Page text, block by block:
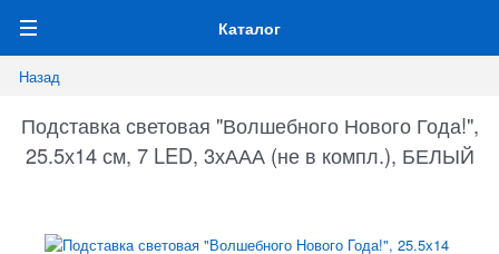
Каталог
Назад
Подставка световая "Волшебного Нового Года!",
25.5х14 см, 7 LED, 3хААА (не в компл.), БЕЛЫЙ